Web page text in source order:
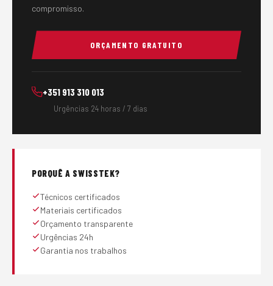
compromisso.
ORÇAMENTO GRATUITO
+351 913 310 013
Urgências 24 horas / 7 dias
PORQUÊ A SWISSTEK?
Técnicos certificados
Materiais certificados
Orçamento transparente
Urgências 24h
Garantia nos trabalhos